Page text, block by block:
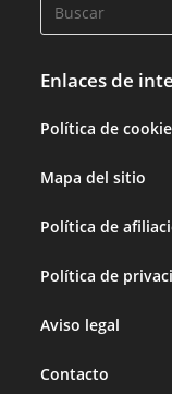
Enlaces de
Política de
Mapa del sitio
Política de
Política de
Aviso legal
Contacto